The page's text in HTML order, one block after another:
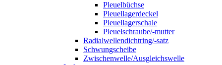
Pleuelbüchse
Pleuellagerdeckel
Pleuellagerschale
Pleuelschraube/-mutter
Radialwellendichtring/-satz
Schwungscheibe
Zwischenwelle/Ausgleichswelle